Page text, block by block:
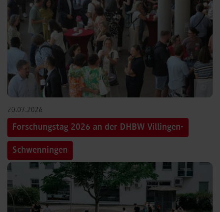
20.07.2026
Forschungstag 2026 an der DHBW Villingen-
Schwenningen